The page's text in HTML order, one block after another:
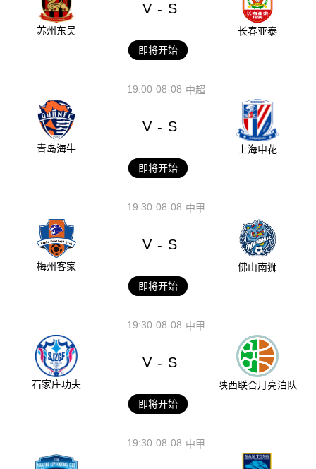
苏州东吴
V - S
长春亚泰
即将开始
08-08
19:00 中超
青岛海牛
V - S
上海申花
即将开始
08-08
19:30 中甲
梅州客家
V - S
佛山南狮
即将开始
08-08
19:30 中甲
石家庄功夫
V - S
陕西联合月亮泊队
即将开始
08-08
19:30 中甲